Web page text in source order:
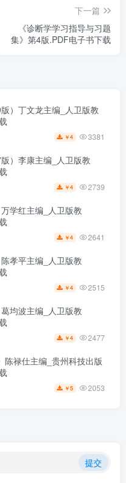
下一篇
《诊断学学习指导与习题
集》第4版.PDF电子书下载
）丁文龙主编_人卫版教
￥4 3381
）李康主编_人卫版教
￥4 2739
学红主编_人卫版教
￥4 2641
孝平主编_人卫版教
￥4 2515
均波主编_人卫版教
￥4 2477
陈禄仕主编_贵州科技出版
￥5 2053
提交